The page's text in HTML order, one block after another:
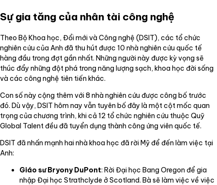
Sự gia tăng của nhân tài công nghệ
Theo Bộ Khoa học, Đổi mới và Công nghệ (DSIT), các tổ chức
nghiên cứu của Anh đã thu hút được 10 nhà nghiên cứu quốc tế
hàng đầu trong đợt gần nhất. Những người này được kỳ vọng sẽ
thúc đẩy những đột phá trong năng lượng sạch, khoa học đời sống
và các công nghệ tiên tiến khác.
Con số này cộng thêm với 8 nhà nghiên cứu được công bố trước
đó. Dù vậy, DSIT hôm nay vẫn tuyên bố đây là một cột mốc quan
trọng của chương trình, khi cả 12 tổ chức nghiên cứu thuộc Quỹ
Global Talent đều đã tuyển dụng thành công ứng viên quốc tế.
DSIT đã nhấn mạnh hai nhà khoa học đã rời Mỹ để đến làm việc tại
Anh:
Giáo sư Bryony DuPont: Rời Đại học Bang Oregon để gia
nhập Đại học Strathclyde ở Scotland. Bà sẽ làm việc về việc